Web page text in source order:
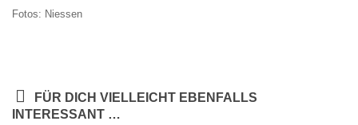
Fotos: Niessen
FÜR DICH VIELLEICHT EBENFALLS
INTERESSANT …